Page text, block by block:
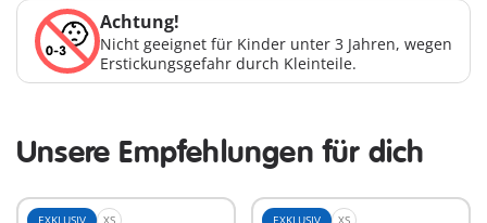
Achtung!
Nicht geeignet für Kinder unter 3 Jahren, wegen
Erstickungsgefahr durch Kleinteile.
Unsere Empfehlungen für dich
EXKLUSIV XS EXKLUSIV XS